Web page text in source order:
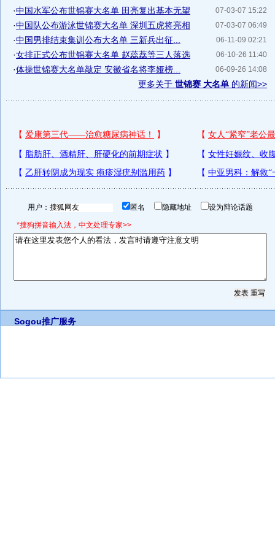
07-03-07 15:22
·中国水军公布世锦赛大名单 田亮复出基本无望
07-03-07 06:49
·中国队公布游泳世锦赛大名单 深圳五虎将亮相
06-11-09 02:21
·中国男排结束集训公布大名单 三新兵出征...
06-10-26 11:40
·女排正式公布世锦赛大名单 赵蕊蕊等三人落选
06-09-26 14:08
·体操世锦赛大名单敲定 安徽省名将李娅榜...
更多关于 世锦赛 大名单 的新闻>>
用户： 匿名 隐藏地址 设为辩论话题
*搜狗拼音输入法，中文处理专家>>
Sogou推广服务